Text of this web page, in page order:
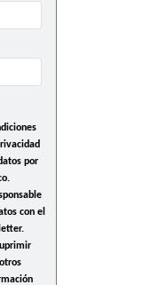
por
con el